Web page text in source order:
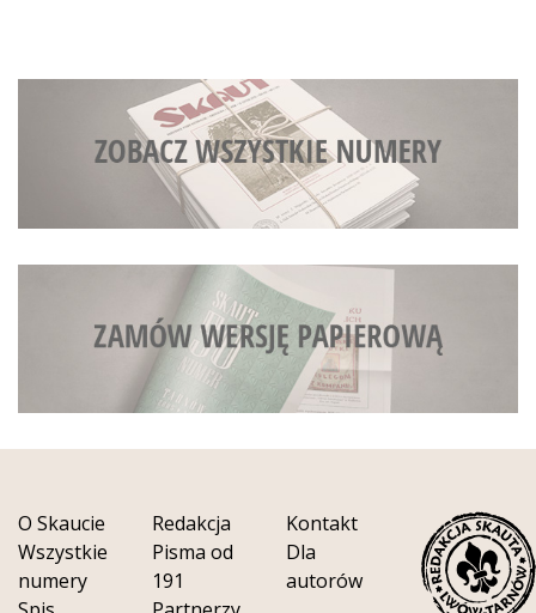
O Skaucie
Wszystkie
numery
Redakcja
Pisma od
191
Kontakt
Dla
autorów